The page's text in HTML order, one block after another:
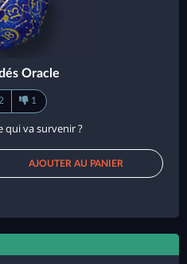
Oracle
1
qui va survenir ?
AJOUTER AU PANIER